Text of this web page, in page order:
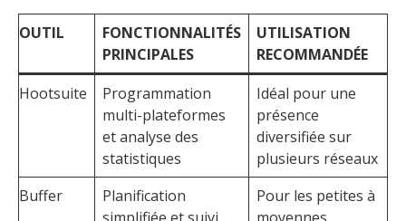
OUTIL
FONCTIONNALITÉS
PRINCIPALES
UTILISATION
RECOMMANDÉE
Hootsuite
Programmation
multi-plateformes
et analyse des
statistiques
Idéal pour une
présence
diversifiée sur
plusieurs réseaux
Buffer
Planification
Pour les petites à